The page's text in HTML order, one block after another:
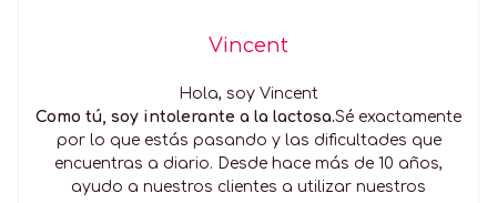
Vincent
Hola, soy Vincent
Como tú, soy intolerante a la lactosa.Sé exactamente
por lo que estás pasando y las dificultades que
encuentras a diario. Desde hace más de 10 años,
ayudo a nuestros clientes a utilizar nuestros